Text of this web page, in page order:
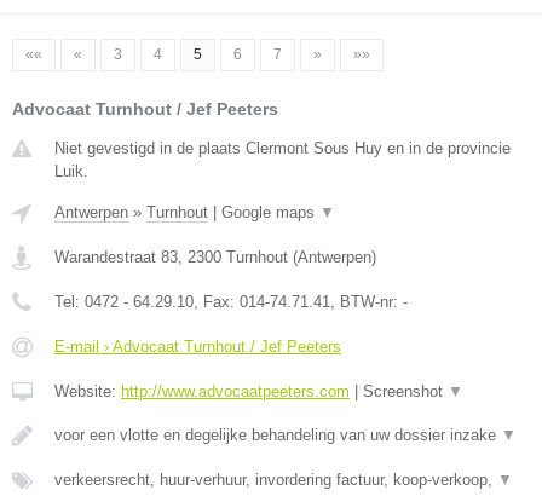
«« « 3 4 5 6 7 » »»
Advocaat Turnhout / Jef Peeters
Niet gevestigd in de plaats Clermont Sous Huy en in de provincie
Luik.
Antwerpen » Turnhout Google maps ▼
Warandestraat 83, 2300 Turnhout (Antwerpen)
Tel: 0472 - 64.29.10, Fax: 014-74.71.41, BTW-nr: -
E-mail › Advocaat Turnhout / Jef Peeters
Website: http://www.advocaatpeeters.com Screenshot ▼
voor een vlotte en degelijke behandeling van uw dossier inzake ▼
verkeersrecht, huur-verhuur, invordering factuur, koop-verkoop, ▼